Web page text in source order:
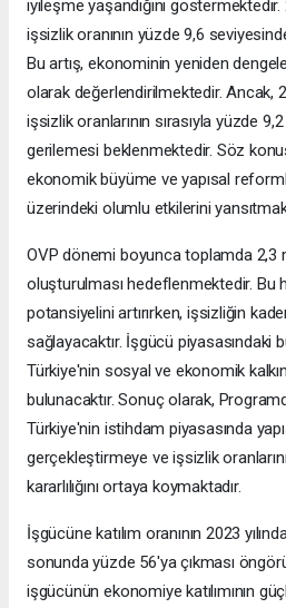
iyileşme yaşandığını göstermektedir.
işsizlik oranının yüzde 9,6
Bu artış, ekonominin yeniden
olarak değerlendirilmektedir. Ancak,
işsizlik oranlarının sırasıyla yüzde
gerilemesi beklenmektedir. Söz
ekonomik büyüme ve yapısal
üzerindeki olumlu etkilerini
OVP dönemi boyunca toplamda 2,3
oluşturulması hedeflenmektedir. Bu
potansiyelini artırırken, işsizliğin
sağlayacaktır. İşgücü piyasasındaki
Türkiye'nin sosyal ve ekonomik
bulunacaktır. Sonuç olarak,
Türkiye'nin istihdam piyasasında
gerçekleştirmeye ve işsizlik
kararlılığını ortaya koymaktadır.
İşgücüne katılım oranının 2023
sonunda yüzde 56'ya çıkması
işgücünün ekonomiye katılımının